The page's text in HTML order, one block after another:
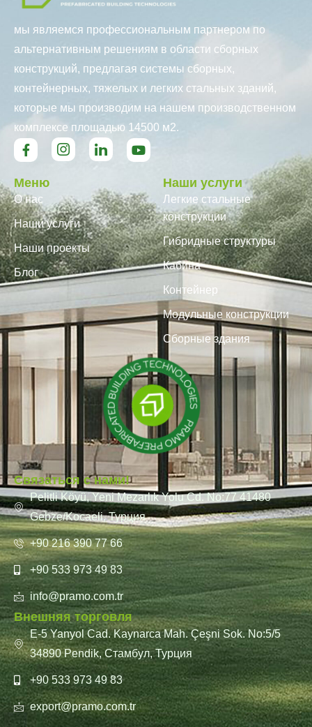
мы являемся профессиональным партнером по
альтернативным решениям в области сборных
конструкций, предлагая системы сборных,
контейнерных, тяжелых и легких стальных зданий,
которые мы производим на нашем производственном
комплексе площадью 14500 м2.
Меню
О нас
Наши услуги
Наши проекты
Блог
Наши услуги
Легкие стальные
конструкции
Гибридные структуры
Кабина
Контейнер
Модульные конструкции
Сборные здания
Связаться с нами!
Pelitli Köyü, Yeni Mezarlık Yolu Cd. No:77 41480
Gebze/Kocaeli, Турция
+90 216 390 77 66
+90 533 973 49 83
info@pramo.com.tr
Внешняя торговля
E-5 Yanyol Cad. Kaynarca Mah. Çeşni Sok. No:5/5
34890 Pendik, Стамбул, Турция
+90 533 973 49 83
export@pramo.com.tr